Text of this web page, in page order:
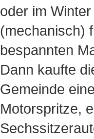
oder im
(mechanisch)
bespannten
Dann kaufte
Gemeinde
Motorspritze,